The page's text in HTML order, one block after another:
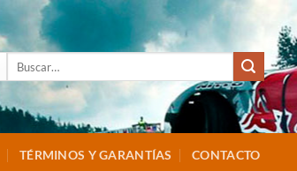
TÉRMINOS Y GARANTÍAS CONTACTO